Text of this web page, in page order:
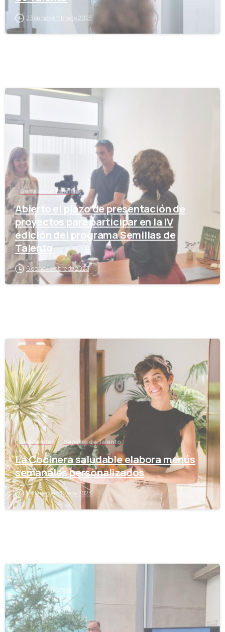
23 de noviembre de 2023
Semillas de Talento
Abierto el plazo de presentación de
proyectos para participar en la IV
edición del programa Semillas de
Talento
6 de noviembre de 2023
Emprender Semillas de Talento
La Cocinera saludable elabora menús
semanales personalizados
12 de septiembre de 2023
-